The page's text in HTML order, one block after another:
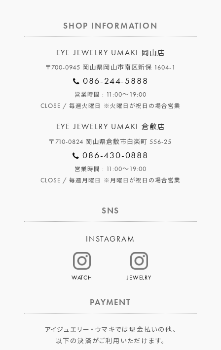
SHOP INFORMATION
EYE JEWELRY UMAKI 岡山店
〒700-0945 岡山県岡山市南区新保 1604-1
086-244-5888
営業時間 : 11:00～19:00
CLOSE /毎週火曜日 ※火曜日が祝日の場合営業
EYE JEWELRY UMAKI 倉敷店
〒710-0824 岡山県倉敷市白楽町 556-25
086-430-0888
営業時間 : 11:00～19:00
CLOSE /毎週月曜日 ※月曜日が祝日の場合営業
SNS
INSTAGRAM
WATCH JEWELRY
PAYMENT
アイジュエリー・ウマキでは現金払いの他、
以下の決済がご利用いただけます。